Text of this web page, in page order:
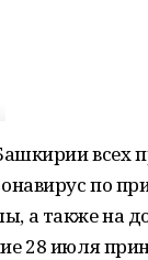
по
а также на
28 июля